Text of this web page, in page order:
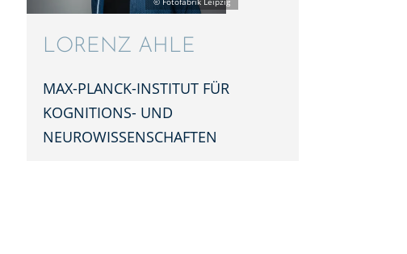
LORENZ AHLE
MAX-PLANCK-INSTI­TUT FÜR
KOGNI­TI­ONS- UND
NEUROWISSENSCHAFTEN